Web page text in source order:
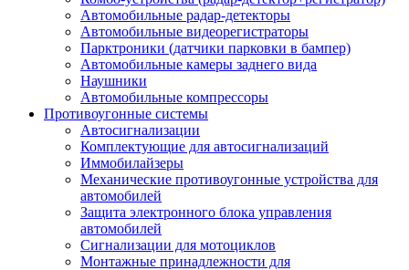
Автомобильные радар-детекторы
Автомобильные видеорегистраторы
Парктроники (датчики парковки в бампер)
Автомобильные камеры заднего вида
Наушники
Автомобильные компрессоры
Противоугонные системы
Автосигнализации
Комплектующие для автосигнализаций
Иммобилайзеры
Механические противоугонные устройства для
автомобилей
Защита электронного блока управления
автомобилей
Сигнализации для мотоциклов
Монтажные принадлежности для